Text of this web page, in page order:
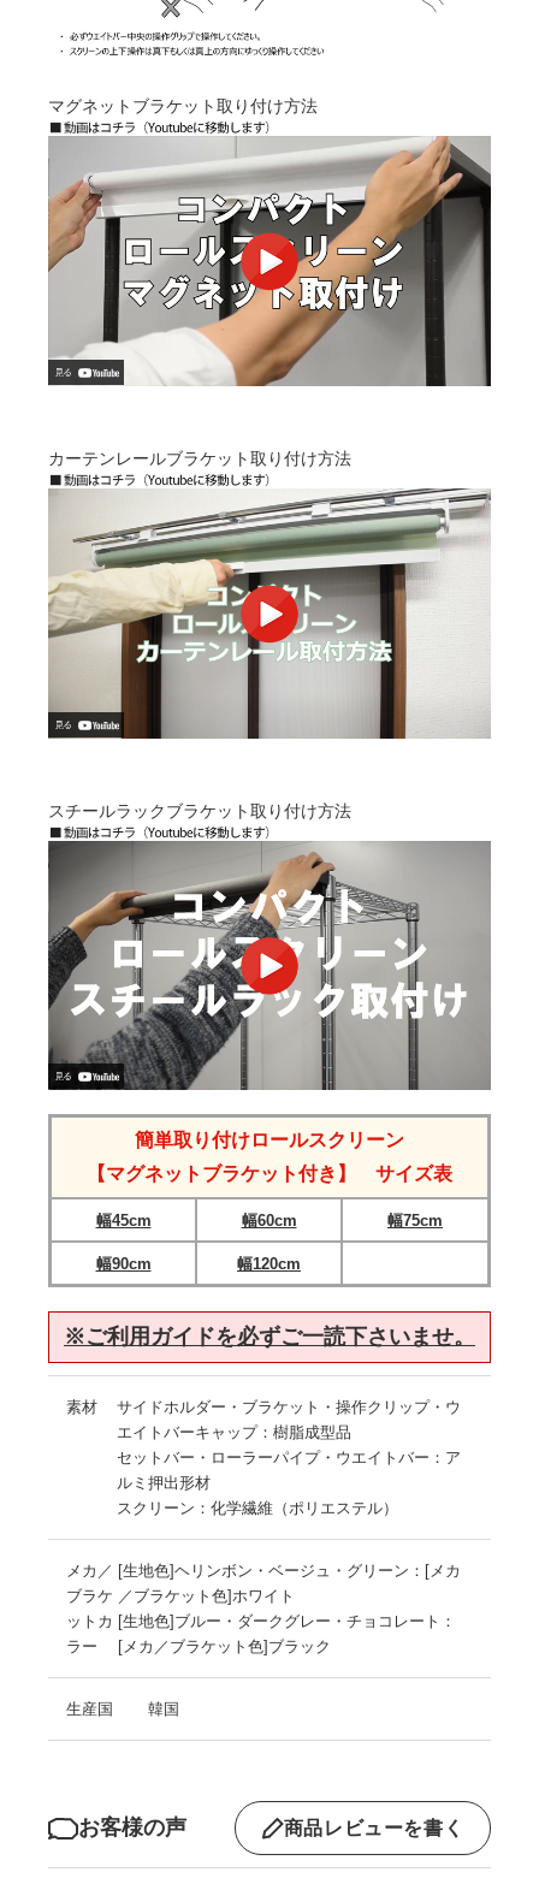
マグネットブラケット取り付け方法
カーテンレールブラケット取り付け方法
スチールラックブラケット取り付け方法
簡単取り付けロールスクリーン
【マグネットブラケット付き】 サイズ表
幅45cm 幅60cm 幅75cm
幅90cm 幅120cm
※ご利用ガイドを必ずご一読下さいませ。
素材
サイドホルダー・ブラケット・操作クリップ・ウ
エイトバーキャップ：樹脂成型品
セットバー・ローラーパイプ・ウエイトバー：ア
ルミ押出形材
スクリーン：化学繊維（ポリエステル）
メカ／
ブラケ
ットカ
ラー
[生地色]ヘリンボン・ベージュ・グリーン：[メカ
／ブラケット色]ホワイト
[生地色]ブルー・ダークグレー・チョコレート：
[メカ／ブラケット色]ブラック
生産国 韓国
お客様の声 商品レビューを書く